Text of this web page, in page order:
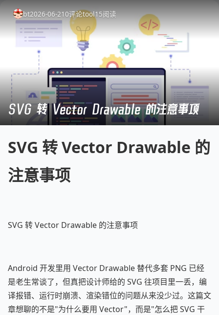
bt2026-06-210评论tool15阅读
SVG 转 Vector Drawable 的注意事项
SVG 转 Vector Drawable 的
注意事项
SVG 转 Vector Drawable 的注意事项
Android 开发里用 Vector Drawable 替代多套 PNG 已经
是老生常谈了，但真把设计师给的 SVG 往项目里一丢，编
译报错、运行时崩溃、渲染错位的问题从来没少过。这篇文
章想聊的不是"为什么要用 Vector"，而是"怎么把 SVG 干